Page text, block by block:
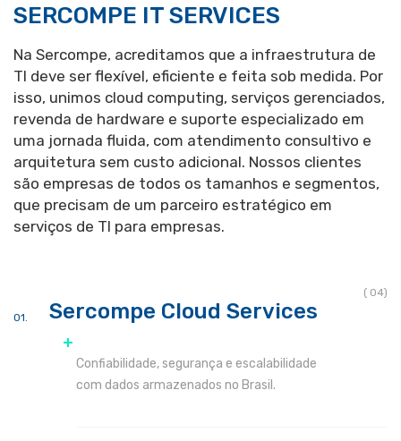
SERCOMPE IT SERVICES
Na Sercompe, acreditamos que a infraestrutura de
TI deve ser flexível, eficiente e feita sob medida. Por
isso, unimos cloud computing, serviços gerenciados,
revenda de hardware e suporte especializado em
uma jornada fluida, com atendimento consultivo e
arquitetura sem custo adicional. Nossos clientes
são empresas de todos os tamanhos e segmentos,
que precisam de um parceiro estratégico em
serviços de TI para empresas.
Sercompe Cloud Services
Confiabilidade, segurança e escalabilidade
com dados armazenados no Brasil.
( 04)